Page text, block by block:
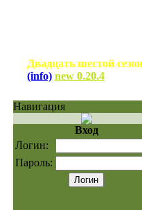
Двадцать шестой сезон
(info) new 0.20.4
Навигация
Вход
Логин:
Пароль: